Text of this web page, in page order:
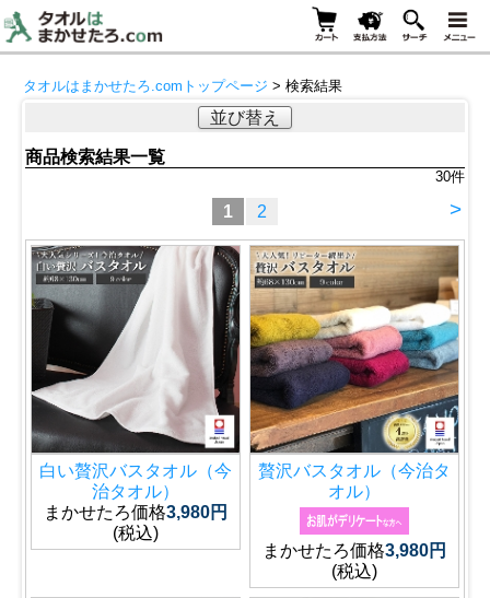
タオルはまかせたろ.comトップページ > 検索結果
並び替え
商品検索結果一覧
30件
>
1 2
白い贅沢バスタオル（今
治タオル）
まかせたろ価格3,980円
(税込)
贅沢バスタオル（今治タ
オル）
まかせたろ価格3,980円
(税込)